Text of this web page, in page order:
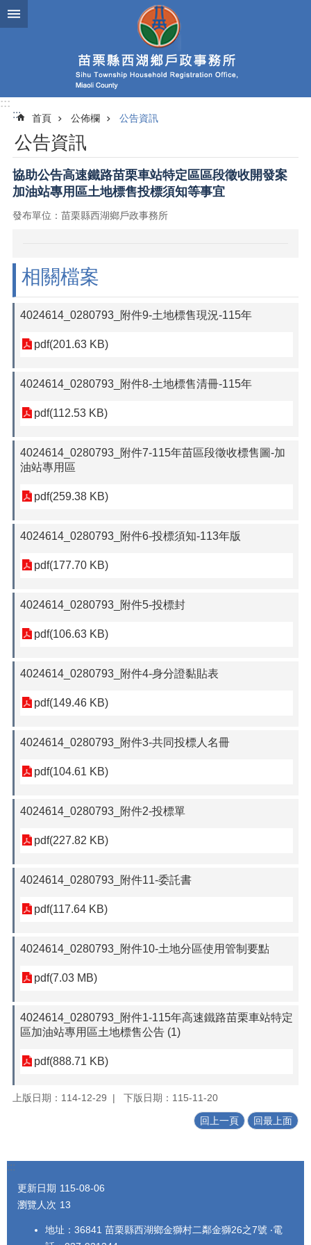
跳到主要內容區塊
:::
:::
首頁 公佈欄 公告資訊
公告資訊
協助公告高速鐵路苗栗車站特定區區段徵收開發案
加油站專用區土地標售投標須知等事宜
發布單位：苗栗縣西湖鄉戶政事務所
相關檔案
4024614_0280793_附件9-土地標售現況-115年
pdf(201.63 KB)
4024614_0280793_附件8-土地標售清冊-115年
pdf(112.53 KB)
4024614_0280793_附件7-115年苗區段徵收標售圖-加
油站專用區
pdf(259.38 KB)
4024614_0280793_附件6-投標須知-113年版
pdf(177.70 KB)
4024614_0280793_附件5-投標封
pdf(106.63 KB)
4024614_0280793_附件4-身分證黏貼表
pdf(149.46 KB)
4024614_0280793_附件3-共同投標人名冊
pdf(104.61 KB)
4024614_0280793_附件2-投標單
pdf(227.82 KB)
4024614_0280793_附件11-委託書
pdf(117.64 KB)
4024614_0280793_附件10-土地分區使用管制要點
pdf(7.03 MB)
4024614_0280793_附件1-115年高速鐵路苗栗車站特定
區加油站專用區土地標售公告 (1)
pdf(888.71 KB)
上版日期：114-12-29 下版日期：115-11-20
回上一頁 回最上面
:::
更新日期 115-08-06
瀏覽人次 13
地址：36841 苗栗縣西湖鄉金獅村二鄰金獅26之7號 ‧電